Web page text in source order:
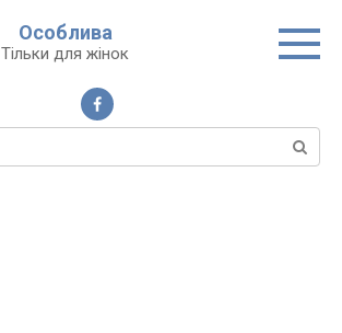
Особлива
Тільки для жінок